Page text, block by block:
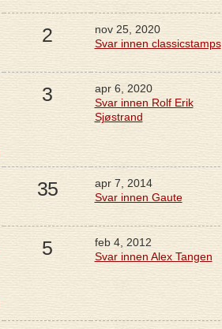
2
nov 25, 2020
Svar innen classicstamps
3
apr 6, 2020
Svar innen Rolf Erik
Sjøstrand
35
apr 7, 2014
Svar innen Gaute
5
feb 4, 2012
Svar innen Alex Tangen